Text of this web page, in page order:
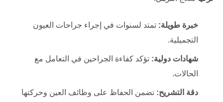
خبرة طويلة: تمتد لسنوات في إجراء جراحات العيون
التجميلية.
شهادات دولية: تؤكد كفاءة الجراحين في التعامل مع
الحالات.
دقة التشريح: تضمن الحفاظ على وظائف العين وحركتها